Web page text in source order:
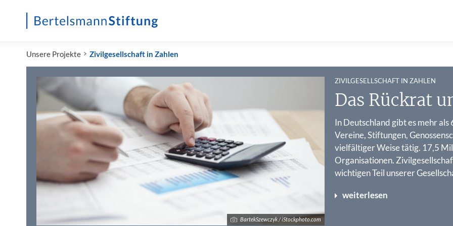
Unsere Projekte Zivilgesellschaft in Zahlen
BartekSzewczyk / iStockphoto.com
ZIVILGESELLSCHAFT IN ZAHLEN
Das Rückrat
In Deutschland gibt es mehr
Vereine, Stiftungen,
vielfältiger Weise tätig. 17,5
Organisationen.
wichtigen Teil unserer
weiterlesen